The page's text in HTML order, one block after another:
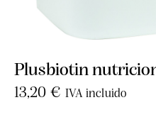
Plusbiotin
13,20 € IVA incluido